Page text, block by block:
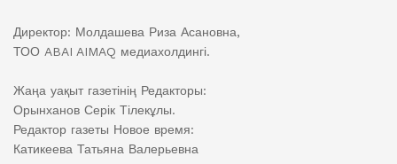
Директор: Молдашева Риза Асановна,
ТОО ABAI AIMAQ медиахолдингі.
Жаңа уақыт газетінің Редакторы:
Орынханов Серік Тілекұлы.
Редактор газеты Новое время:
Катикеева Татьяна Валерьевна